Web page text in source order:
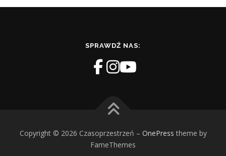
SPRAWDŹ NAS:
Copyright © 2026 Czasoprzestrzeń – OnePress theme by
FameThemes